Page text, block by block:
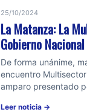
25/10/2024
La Matanza: La
Gobierno Nacional
De forma unánime,
encuentro
amparo presentado
Leer noticia →